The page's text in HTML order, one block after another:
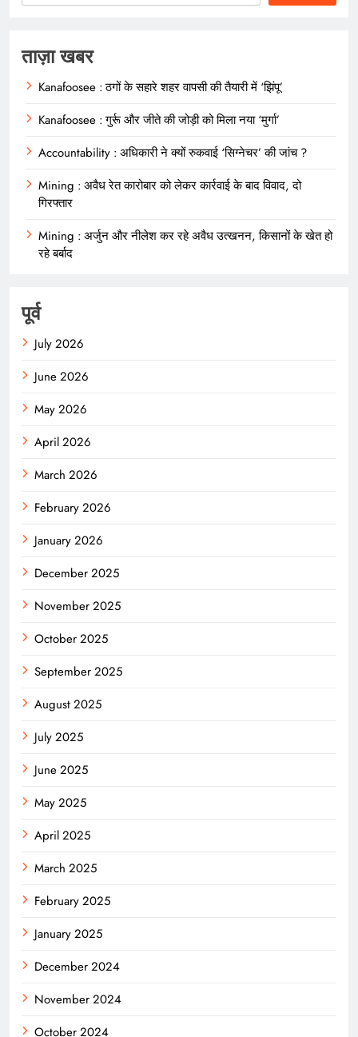
ताज़ा खबर
Kanafoosee : ठगों के सहारे शहर वापसी की तैयारी में ‘झिंपू’
Kanafoosee : गुर्रू और जीते की जोड़ी को मिला नया ‘मुर्गा’
Accountability : अधिकारी ने क्यों रुकवाई ‘सिग्नेचर’ की जांच ?
Mining : अवैध रेत कारोबार को लेकर कार्रवाई के बाद विवाद, दो
गिरफ्तार
Mining : अर्जुन और नीलेश कर रहे अवैध उत्खनन, किसानों के खेत हो
रहे बर्बाद
पूर्व
July 2026
June 2026
May 2026
April 2026
March 2026
February 2026
January 2026
December 2025
November 2025
October 2025
September 2025
August 2025
July 2025
June 2025
May 2025
April 2025
March 2025
February 2025
January 2025
December 2024
November 2024
October 2024